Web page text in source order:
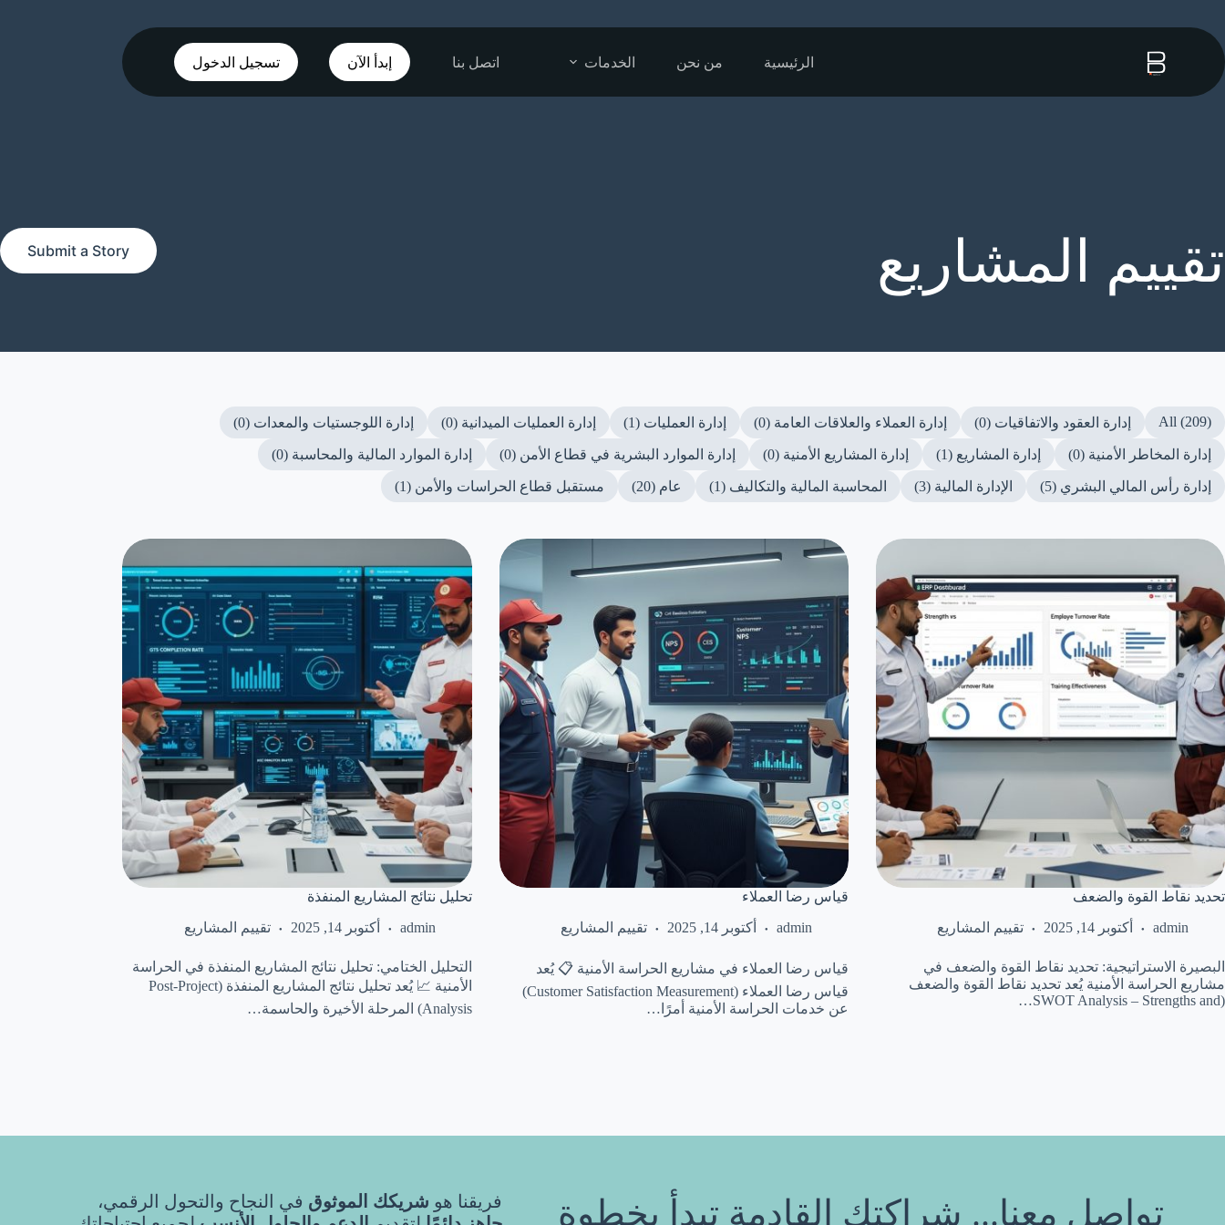
الرئيسية من نحن الخدمات اتصل بنا إبدأ الآن تسجيل الدخول
تقييم المشاريع Submit a Story
All (209) إدارة العقود والاتفاقيات (0) إدارة العملاء والعلاقات العامة (0) إدارة العمليات (1) إدارة العمليات الميدانية (0) إدارة اللوجستيات والمعدات (0)
إدارة المخاطر الأمنية (0) إدارة المشاريع (1) إدارة المشاريع الأمنية (0) إدارة الموارد البشرية في قطاع الأمن (0) إدارة الموارد المالية والمحاسبة (0)
إدارة رأس المالي البشري (5) الإدارة المالية (3) المحاسبة المالية والتكاليف (1) عام (20) مستقبل قطاع الحراسات والأمن (1)
تحديد نقاط القوة والضعف
admin
أكتوبر 14, 2025 تقييم المشاريع
البصيرة الاستراتيجية: تحديد نقاط القوة والضعف في
مشاريع الحراسة الأمنية يُعد تحديد نقاط القوة والضعف
(SWOT Analysis – Strengths and…
قياس رضا العملاء
admin
أكتوبر 14, 2025 تقييم المشاريع
قياس رضا العملاء في مشاريع الحراسة الأمنية 📋 يُعد
قياس رضا العملاء (Customer Satisfaction Measurement)
عن خدمات الحراسة الأمنية أمرًا…
تحليل نتائج المشاريع المنفذة
admin
أكتوبر 14, 2025 تقييم المشاريع
التحليل الختامي: تحليل نتائج المشاريع المنفذة في الحراسة
الأمنية 📈 يُعد تحليل نتائج المشاريع المنفذة (Post-Project
Analysis) المرحلة الأخيرة والحاسمة…
تواصل معنا... شراكتك القادمة تبدأ بخطوة فريقنا هو شريكك الموثوق في النجاح والتحول الرقمي،